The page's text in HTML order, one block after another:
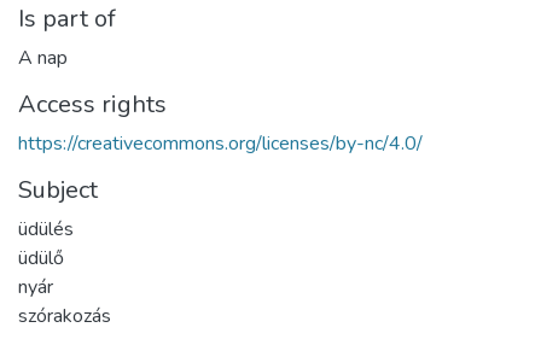
Is part of
A nap
Access rights
https://creativecommons.org/licenses/by-nc/4.0/
Subject
üdülés
üdülő
nyár
szórakozás